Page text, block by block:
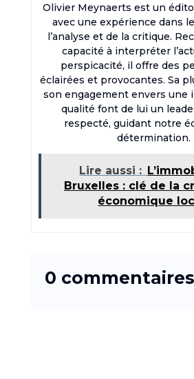
Olivier Meynaerts est un
avec une expérience dans
l’analyse et de la critique.
capacité à interpréter
perspicacité, il offre des
éclairées et provocantes. Sa
son engagement envers une
qualité font de lui un
respecté, guidant notre
détermination.
Lire aussi :
Bruxelles : clé de la
économique
0 commentaires